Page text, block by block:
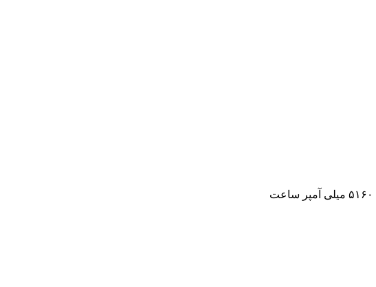
۵۱۶۰ میلی آمپر ساعت